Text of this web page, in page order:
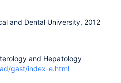
and Dental University, 2012
and Hepatology
gast/index-e.html